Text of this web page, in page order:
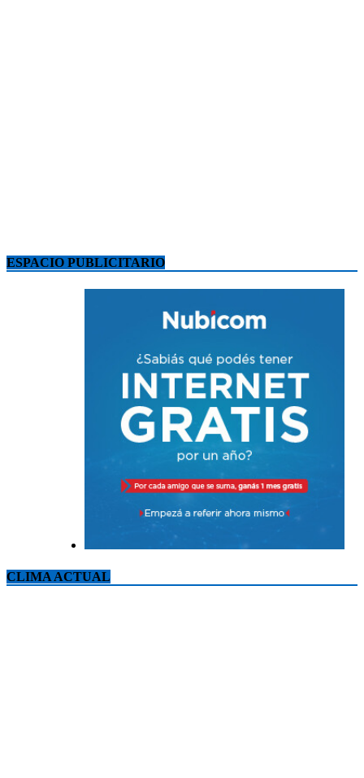
ESPACIO PUBLICITARIO
CLIMA ACTUAL